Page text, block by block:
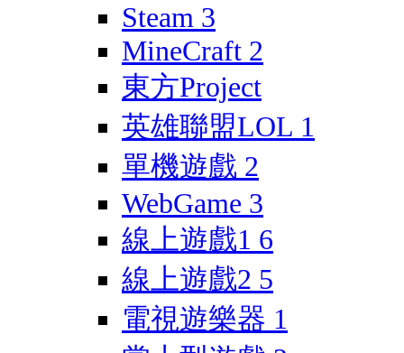
Steam 3
MineCraft 2
東方Project
英雄聯盟LOL 1
單機遊戲 2
WebGame 3
線上遊戲1 6
線上遊戲2 5
電視遊樂器 1